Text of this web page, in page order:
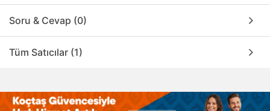
Soru & Cevap (0)
Tüm Satıcılar (1)